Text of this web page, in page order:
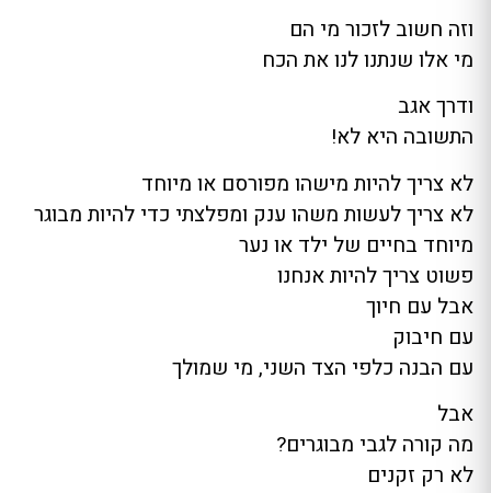
וזה חשוב לזכור מי הם
מי אלו שנתנו לנו את הכח
ודרך אגב
התשובה היא לא!
לא צריך להיות מישהו מפורסם או מיוחד
לא צריך לעשות משהו ענק ומפלצתי כדי להיות מבוגר
מיוחד בחיים של ילד או נער
פשוט צריך להיות אנחנו
אבל עם חיוך
עם חיבוק
עם הבנה כלפי הצד השני, מי שמולך
אבל
מה קורה לגבי מבוגרים?
לא רק זקנים